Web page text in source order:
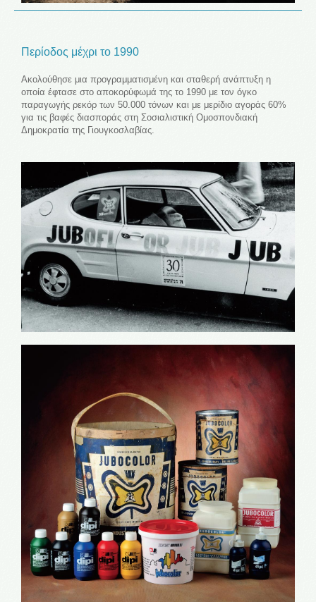
Περίοδος μέχρι το 1990
Ακολούθησε μια προγραμματισμένη και σταθερή ανάπτυξη η
οποία έφτασε στο αποκορύφωμά της το 1990 με τον όγκο
παραγωγής ρεκόρ των 50.000 τόνων και με μερίδιο αγοράς 60%
για τις βαφές διασποράς στη Σοσιαλιστική Ομοσπονδιακή
Δημοκρατία της Γιουγκοσλαβίας.